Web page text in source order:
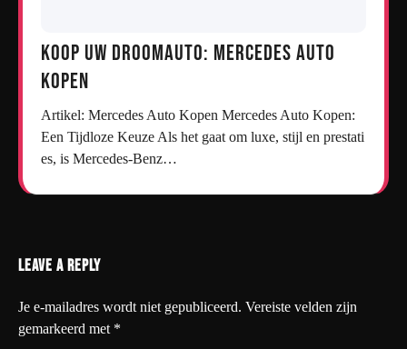
Koop uw droomauto: Mercedes auto
kopen
Artikel: Mercedes Auto Kopen Mercedes Auto Kopen:
Een Tijdloze Keuze Als het gaat om luxe, stijl en prestati
es, is Mercedes-Benz…
Leave a Reply
Je e-mailadres wordt niet gepubliceerd. Vereiste velden zijn
gemarkeerd met *